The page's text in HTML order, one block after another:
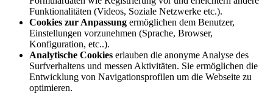
Funktionalitäten (Videos, Soziale Netzwerke etc.).
Cookies zur Anpassung ermöglichen dem Benutzer,
Einstellungen vorzunehmen (Sprache, Browser,
Konfiguration, etc..).
Analytische Cookies erlauben die anonyme Analyse des
Surfverhaltens und messen Aktivitäten. Sie ermöglichen die
Entwicklung von Navigationsprofilen um die Webseite zu
optimieren.